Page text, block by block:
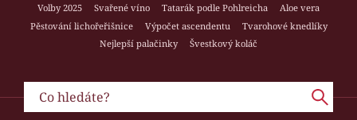
Volby 2025
Svařené víno Tatarák podle Pohlreicha
Aloe vera
Pěstování lichořeřišnice
Výpočet ascendentu
Tvarohové knedlíky
Nejlepší palačinky
Švestkový koláč